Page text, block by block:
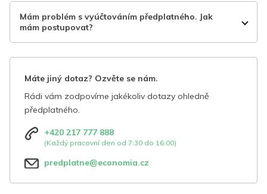
Mám problém s vyúčtováním předplatného. Jak
mám postupovat?
Máte jiný dotaz? Ozvěte se nám.
Rádi vám zodpovíme jakékoliv dotazy ohledně
předplatného.
+420 217 777 888
(Každý pracovní den od 7:30 do 16:00)
predplatne@economia.cz